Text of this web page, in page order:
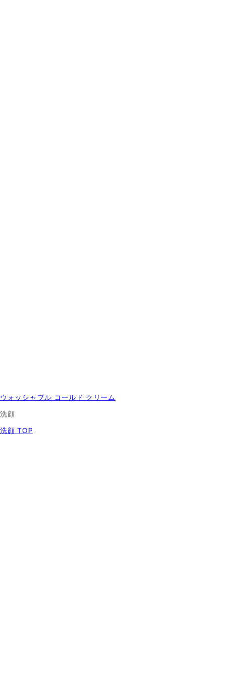
ウォッシャブル コールド クリーム
洗顔
洗顔 TOP